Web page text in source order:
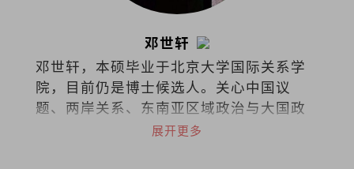
邓世轩
邓世轩，本硕毕业于北京大学国际关系学
院，目前仍是博士候选人。关心中国议
题、两岸关系、东南亚区域政治与大国政
治下的小国能动性。展开更多